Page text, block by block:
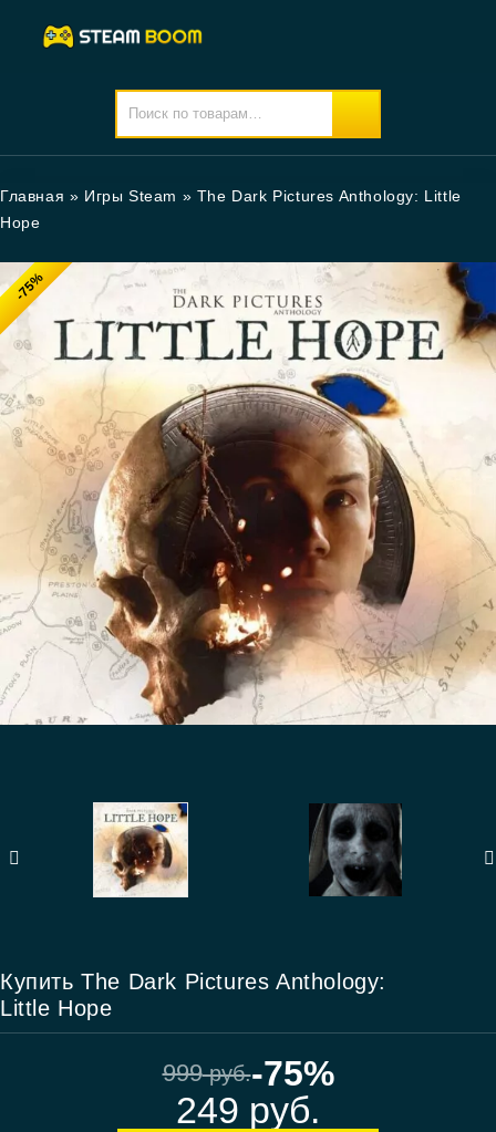
Главная » Игры Steam » The Dark Pictures Anthology: Little
Hope
-75%
Купить The Dark Pictures Anthology:
Little Hope
999руб.-75%
249 руб.